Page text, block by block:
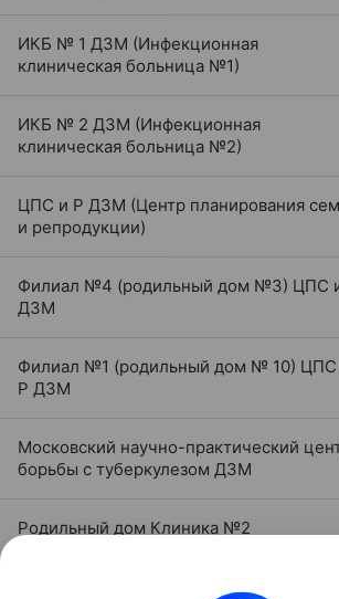
ИКБ № 1 ДЗМ (Инфекционная
клиническая больница №1)
ИКБ № 2 ДЗМ (Инфекционная
клиническая больница №2)
ЦПС и Р ДЗМ (Центр планирования
и репродукции)
Филиал №4 (родильный дом №3) ЦПС
ДЗМ
Филиал №1 (родильный дом № 10) ЦПС
Р ДЗМ
Московский научно-практический
борьбы с туберкулезом ДЗМ
Родильный дом Клиника №2